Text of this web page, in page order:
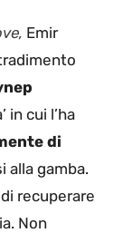
Emir
in cui l’ha
di
alla gamba.
recuperare
Non